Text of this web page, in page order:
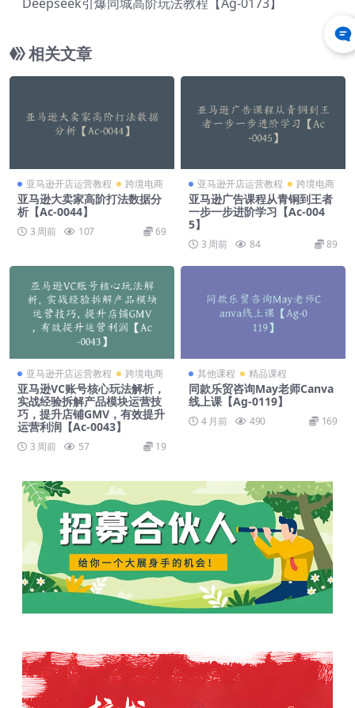
相关文章
亚马逊开店运营教程 跨境电商
亚马逊大卖家高阶打法数据分
析【Ac-0044】
3 周前 107 69
亚马逊开店运营教程 跨境电商
亚马逊广告课程从青铜到王者
一步一步进阶学习【Ac-004
5】
3 周前 84 89
亚马逊开店运营教程 跨境电商
亚马逊VC账号核心玩法解析，
实战经验拆解产品模块运营技
巧，提升店铺GMV，有效提升
运营利润【Ac-0043】
3 周前 57 19
其他课程 精品课程
同款乐贸咨询May老师Canva
线上课【Ag-0119】
4 月前 490 169